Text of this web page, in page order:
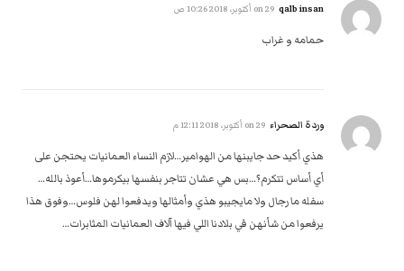
‪qalb insan‬‏ 29 أكتوبر، 2018 10:26 ص
حمامه و غراب
وردة الصحراء 29 أكتوبر، 2018 12:11 م
هذي أكيد حد جايبنها من الهوامير…لازم النساء العمانيات يحتجن على
أي أساس تتكرم؟…بس هي عشان تتاجر بنفسها بيكرموها…أعوذ بالله…
سفله ما رجال ولا مايجيبو هذي وأمثالها ويدفعوا لهن فلوس…وفوق هذا
يرفعوا من شأنهن في بلادنا اللي فيها آلاف العمانيات المثابرات…